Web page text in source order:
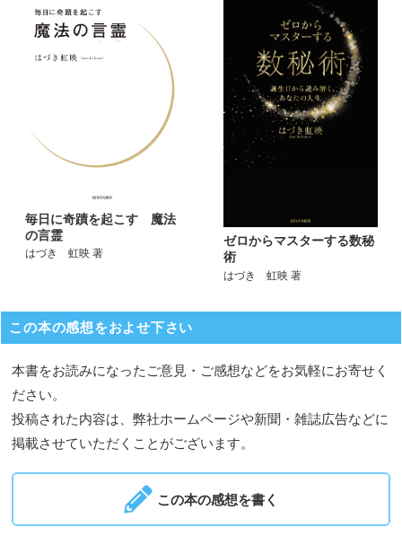
毎日に奇蹟を起こす 魔法
の言霊
はづき 虹映 著
ゼロからマスターする数秘
術
はづき 虹映 著
この本の感想をおよせ下さい
本書をお読みになったご意見・ご感想などをお気軽にお寄せく
ださい。
投稿された内容は、弊社ホームページや新聞・雑誌広告などに
掲載させていただくことがございます。
この本の感想を書く